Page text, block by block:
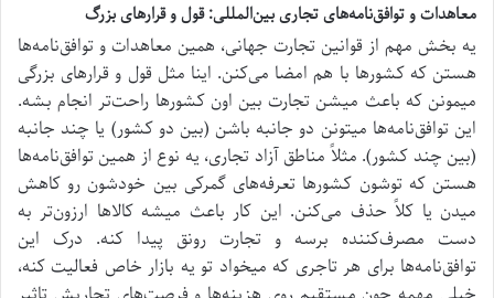
معاهدات و توافق‌نامه‌های تجاری بین‌المللی: قول و قرارهای بزرگ
یه بخش مهم از قوانین تجارت جهانی، همین معاهدات و توافق‌نامه‌ها
هستن که کشورها با هم امضا می‌کنن. اینا مثل قول و قرارهای بزرگی
میمونن که باعث میشن تجارت بین اون کشورها راحت‌تر انجام بشه.
این توافق‌نامه‌ها میتونن دو جانبه باشن (بین دو کشور) یا چند جانبه
(بین چند کشور). مثلاً مناطق آزاد تجاری، یه نوع از همین توافق‌نامه‌ها
هستن که توشون کشورها تعرفه‌های گمرکی بین خودشون رو کاهش
میدن یا کلاً حذف می‌کنن. این کار باعث میشه کالاها ارزون‌تر به
دست مصرف‌کننده برسه و تجارت رونق پیدا کنه. درک این
توافق‌نامه‌ها برای هر تاجری که میخواد تو یه بازار خاص فعالیت کنه،